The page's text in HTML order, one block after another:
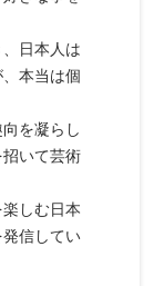
日本人は
本当は個
を凝らし
いて芸術
しむ日本
信してい